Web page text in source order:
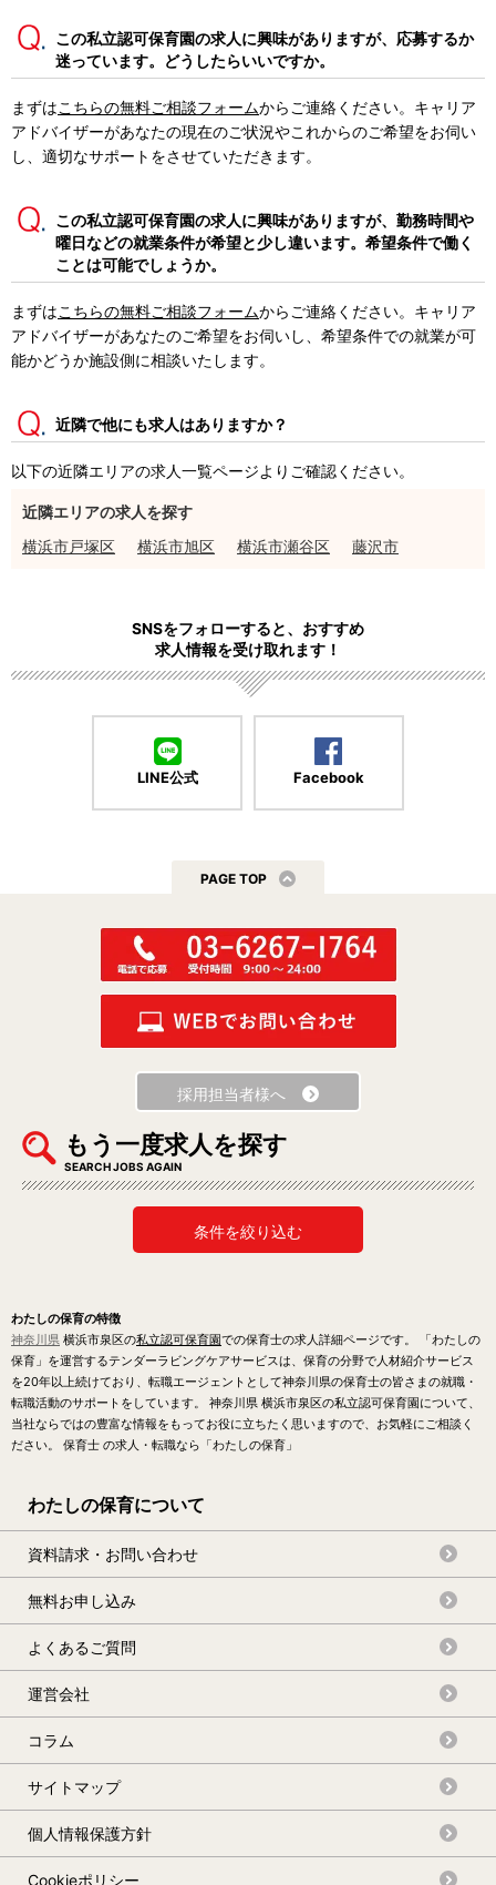
この私立認可保育園の求人に興味がありますが、応募するか
迷っています。どうしたらいいですか。
まずはこちらの無料ご相談フォームからご連絡ください。キャリア
アドバイザーがあなたの現在のご状況やこれからのご希望をお伺い
し、適切なサポートをさせていただきます。
この私立認可保育園の求人に興味がありますが、勤務時間や
曜日などの就業条件が希望と少し違います。希望条件で働く
ことは可能でしょうか。
まずはこちらの無料ご相談フォームからご連絡ください。キャリア
アドバイザーがあなたのご希望をお伺いし、希望条件での就業が可
能かどうか施設側に相談いたします。
近隣で他にも求人はありますか？
以下の近隣エリアの求人一覧ページよりご確認ください。
近隣エリアの求人を探す
横浜市戸塚区
横浜市旭区 横浜市瀬谷区 藤沢市
SNSをフォローすると、おすすめ
求人情報を受け取れます！
LINE公式 Facebook
PAGE TOP
採用担当者様へ
もう一度求人を探す
SEARCH JOBS AGAIN
条件を絞り込む
わたしの保育の特徴
神奈川県 横浜市泉区の私立認可保育園での保育士の求人詳細ページです。 「わたしの
保育」を運営するテンダーラビングケアサービスは、保育の分野で人材紹介サービス
を20年以上続けており、転職エージェントとして神奈川県の保育士の皆さまの就職・
転職活動のサポートをしています。 神奈川県 横浜市泉区の私立認可保育園について、
当社ならではの豊富な情報をもってお役に立ちたく思いますので、お気軽にご相談く
ださい。 保育士 の求人・転職なら「わたしの保育」
わたしの保育について
資料請求・お問い合わせ
無料お申し込み
よくあるご質問
運営会社
コラム
サイトマップ
個人情報保護方針
Cookieポリシー